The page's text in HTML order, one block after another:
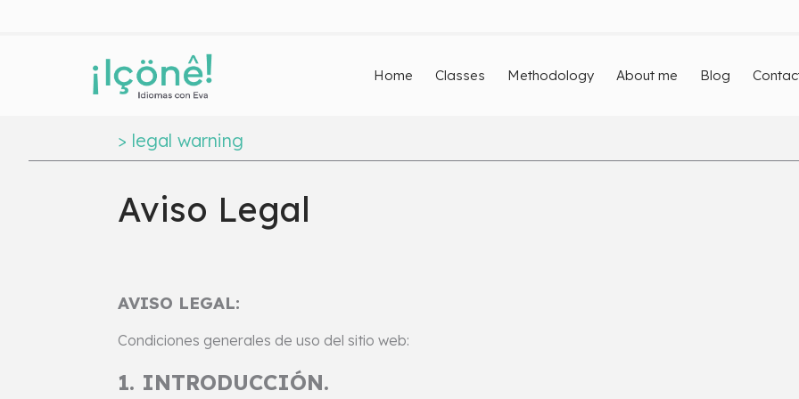
Home Classes Methodology About me Blog
> legal warning
Aviso Legal
AVISO LEGAL:
Condiciones generales de uso del sitio web:
1. INTRODUCCIÓN.